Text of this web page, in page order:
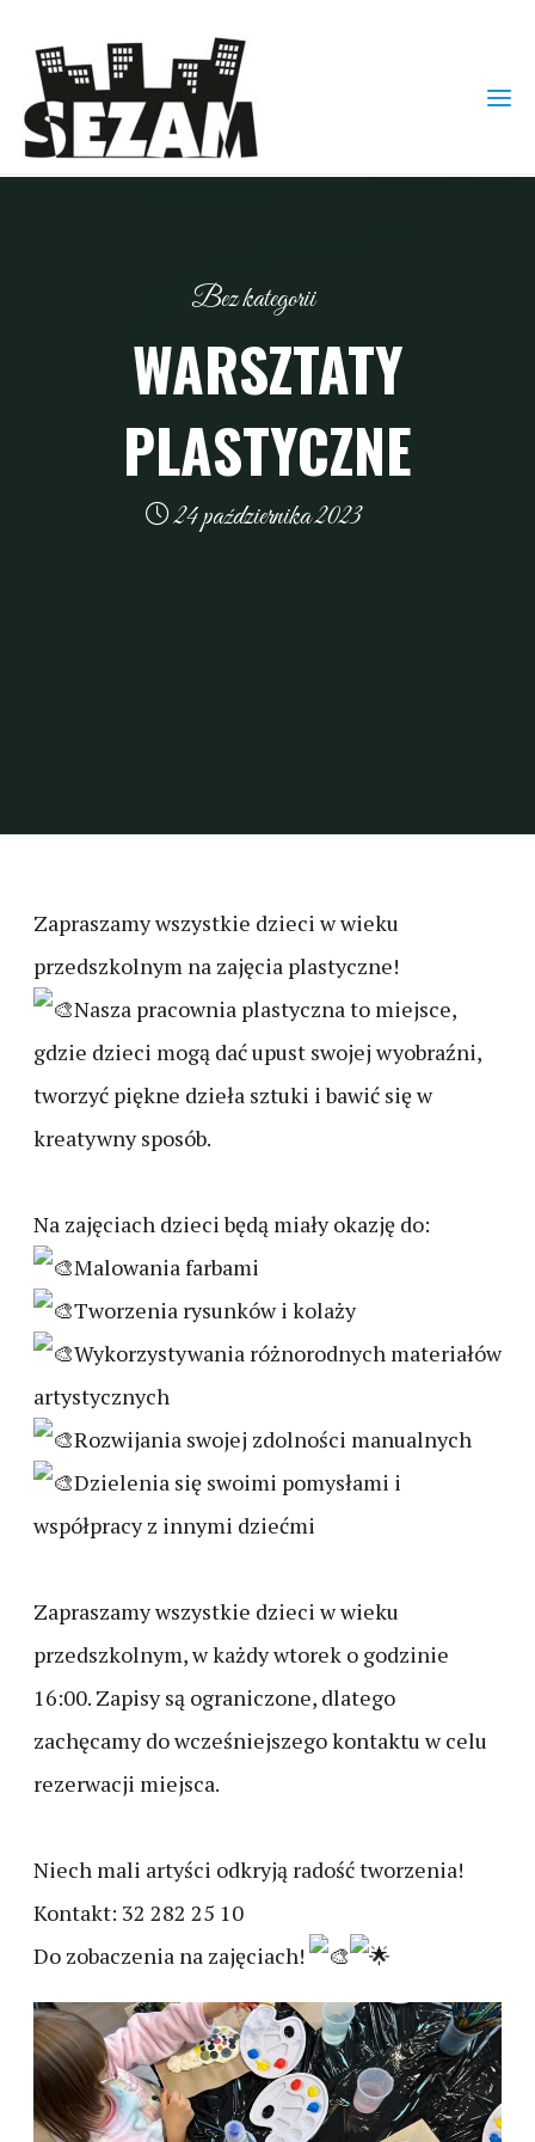
Bez kategorii
WARSZTATY
PLASTYCZNE
24 października 2023
Zapraszamy wszystkie dzieci w wieku
przedszkolnym na zajęcia plastyczne!
Nasza pracownia plastyczna to miejsce,
gdzie dzieci mogą dać upust swojej wyobraźni,
tworzyć piękne dzieła sztuki i bawić się w
kreatywny sposób.
Na zajęciach dzieci będą miały okazję do:
Malowania farbami
Tworzenia rysunków i kolaży
Wykorzystywania różnorodnych materiałów
artystycznych
Rozwijania swojej zdolności manualnych
Dzielenia się swoimi pomysłami i
współpracy z innymi dziećmi
Zapraszamy wszystkie dzieci w wieku
przedszkolnym, w każdy wtorek o godzinie
16:00. Zapisy są ograniczone, dlatego
zachęcamy do wcześniejszego kontaktu w celu
rezerwacji miejsca.
Niech mali artyści odkryją radość tworzenia!
Kontakt: 32 282 25 10
Do zobaczenia na zajęciach!